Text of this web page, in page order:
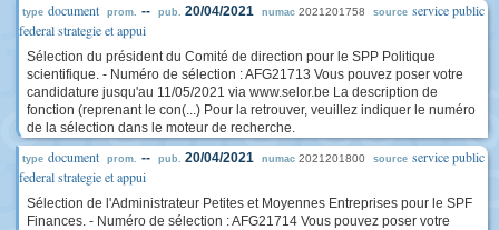
type document prom. -- pub. 20/04/2021 numac 2021201758 source service public
federal strategie et appui
Sélection du président du Comité de direction pour le SPP Politique
scientifique. - Numéro de sélection : AFG21713 Vous pouvez poser votre
candidature jusqu'au 11/05/2021 via www.selor.be La description de
fonction (reprenant le con(...) Pour la retrouver, veuillez indiquer le numéro
de la sélection dans le moteur de recherche.
type document prom. -- pub. 20/04/2021 numac 2021201800 source service public
federal strategie et appui
Sélection de l'Administrateur Petites et Moyennes Entreprises pour le SPF
Finances. - Numéro de sélection : AFG21714 Vous pouvez poser votre